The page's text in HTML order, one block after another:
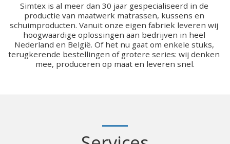
Simtex is al meer dan 30 jaar gespecialiseerd in de
productie van maatwerk matrassen, kussens en
schuimproducten. Vanuit onze eigen fabriek leveren wij
hoogwaardige oplossingen aan bedrijven in heel
Nederland en België. Of het nu gaat om enkele stuks,
terugkerende bestellingen of grotere series: wij denken
mee, produceren op maat en leveren snel.